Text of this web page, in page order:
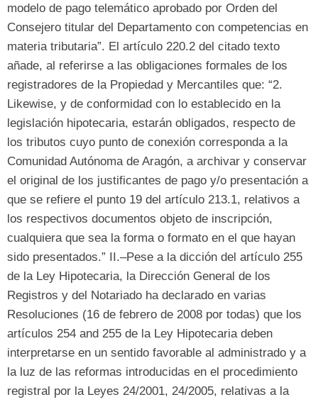
modelo de pago telemático aprobado por Orden del
Consejero titular del Departamento con competencias en
materia tributaria”. El artículo 220.2 del citado texto
añade, al referirse a las obligaciones formales de los
registradores de la Propiedad y Mercantiles que: “2.
Likewise, y de conformidad con lo establecido en la
legislación hipotecaria, estarán obligados, respecto de
los tributos cuyo punto de conexión corresponda a la
Comunidad Autónoma de Aragón, a archivar y conservar
el original de los justificantes de pago y/o presentación a
que se refiere el punto 19 del artículo 213.1, relativos a
los respectivos documentos objeto de inscripción,
cualquiera que sea la forma o formato en el que hayan
sido presentados.” II.–Pese a la dicción del artículo 255
de la Ley Hipotecaria, la Dirección General de los
Registros y del Notariado ha declarado en varias
Resoluciones (16 de febrero de 2008 por todas) que los
artículos 254 and 255 de la Ley Hipotecaria deben
interpretarse en un sentido favorable al administrado y a
la luz de las reformas introducidas en el procedimiento
registral por la Leyes 24/2001, 24/2005, relativas a la